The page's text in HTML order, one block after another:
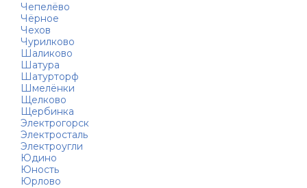
Чепелёво
Чёрное
Чехов
Чурилково
Шаликово
Шатура
Шатурторф
Шмелёнки
Щелково
Щербинка
Электрогорск
Электросталь
Электроугли
Юдино
Юность
Юрлово